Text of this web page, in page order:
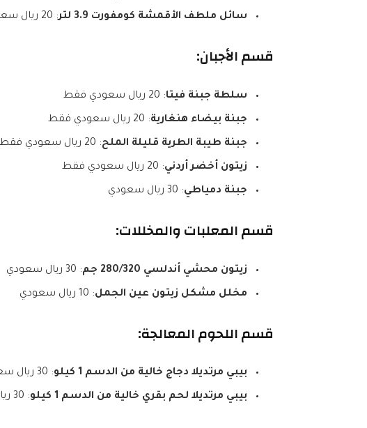
سائل ملطف الأقمشة كومفورت 3.9 لتر : 20 ريال سعودي فقط
قسم الأجبان:
سلطة جبنة فيتا: 20 ريال سعودي فقط
جبنة بيضاء هنغارية: 20 ريال سعودي فقط
جبنة طيبة الطرية قليلة الملح: 20 ريال سعودي فقط
زيتون أخضر أردني: 20 ريال سعودي فقط
جبنة دمياطي: 30 ريال سعودي
قسم المعلبات والمخللات:
زيتون محشي أندلسي 280/320 جم : 30 ريال سعودي
مخلل مشكل زيتون عين الجمل: 10 ريال سعودي
قسم اللحوم المعالجة:
بيبي مرتديلا دجاج خالية من الدسم 1 كيلو : 30 ريال سعودي
بيبي مرتديلا لحم بقري خالية من الدسم 1 كيلو : 30 ريال سعودي